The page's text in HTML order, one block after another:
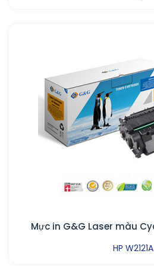
Mực in G&G Laser màu
HP W2121A